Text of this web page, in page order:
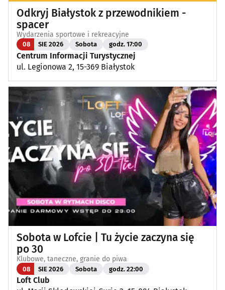
Odkryj Białystok z przewodnikiem -
spacer
Wydarzenia sportowe i rekreacyjne
08 SIE 2026 Sobota godz. 17:00
Centrum Informacji Turystycznej
ul. Legionowa 2, 15-369 Białystok
Sobota w Lofcie | Tu życie zaczyna się
po 30
Klubowe, taneczne, granie do piwa
08 SIE 2026 Sobota godz. 22:00
Loft Club